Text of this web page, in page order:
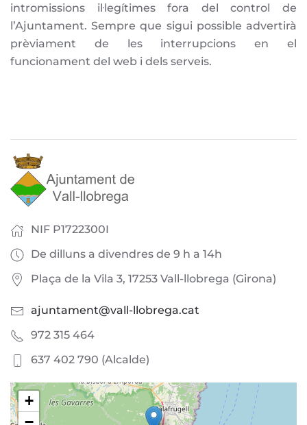
intromissions il·legítimes fora del control de
l’Ajuntament. Sempre que sigui possible advertirà
prèviament de les interrupcions en el
funcionament del web i dels serveis.
NIF P1722300I
De dilluns a divendres de 9 h a 14h
Plaça de la Vila 3, 17253 Vall-llobrega (Girona)
ajuntament@vall-llobrega.cat
972 315 464
637 402 790 (Alcalde)
+